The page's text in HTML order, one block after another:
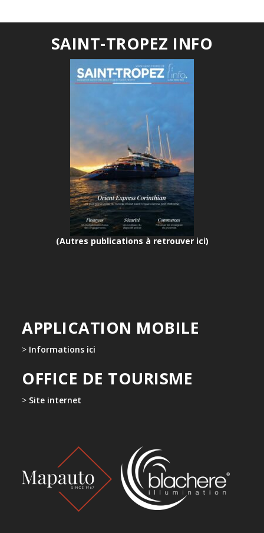
SAINT-TROPEZ INFO
(Autres publications à retrouver ici)
APPLICATION MOBILE
> Informations ici
OFFICE DE TOURISME
> Site internet